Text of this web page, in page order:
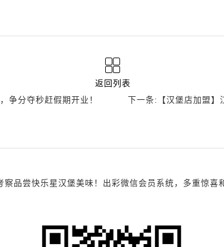
争分夺秒赶假期开业！
返回列表
下一条:【汉堡店加盟】
品尝快乐星汉堡美味！出彩微信会员系统，多重惊